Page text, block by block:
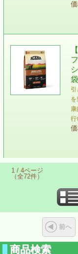
袋
行
1 / 4ページ
（全72件）
前へ
商品検索